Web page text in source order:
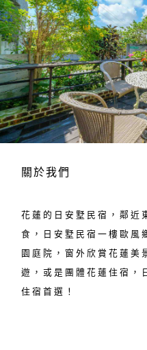
關於我們
花蓮的日安墅民宿，鄰近
食，日安墅民宿一樓歐風
園庭院，窗外欣賞花蓮美
遊，或是團體花蓮住宿，
住宿首選！